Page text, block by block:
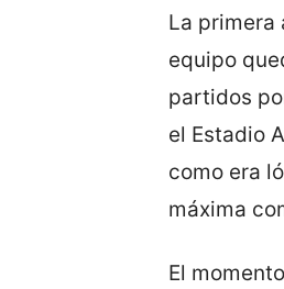
La primera
equipo
partidos
el Estadio
como era
máxima
El